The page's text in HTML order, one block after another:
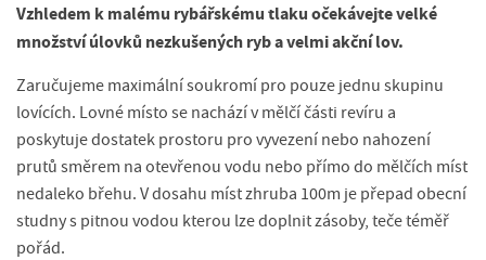
Vzhledem k malému rybářskému tlaku očekávejte velké
množství úlovků nezkušených ryb a velmi akční lov.
Zaručujeme maximální soukromí pro pouze jednu skupinu
lovících. Lovné místo se nachází v mělčí části revíru a
poskytuje dostatek prostoru pro vyvezení nebo nahození
prutů směrem na otevřenou vodu nebo přímo do mělčích míst
nedaleko břehu. V dosahu míst zhruba 100m je přepad obecní
studny s pitnou vodou kterou lze doplnit zásoby, teče téměř
pořád.